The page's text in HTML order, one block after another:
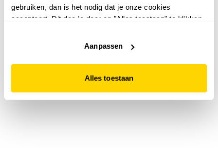
gebruiken, dan is het nodig dat je onze cookies
accepteert. Dit doe je door op "Alles toestaan" te klikken.
website niet optimaal functioneert.
Aanpassen
Alles toestaan